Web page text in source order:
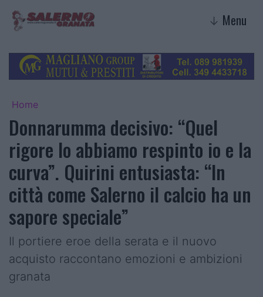
↓ Menu
Home
Donnarumma decisivo: “Quel
rigore lo abbiamo respinto io e la
curva”. Quirini entusiasta: “In
città come Salerno il calcio ha un
sapore speciale”
Il portiere eroe della serata e il nuovo
acquisto raccontano emozioni e ambizioni
granata